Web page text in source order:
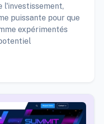
l'investissement,
puissante pour que
expérimentés